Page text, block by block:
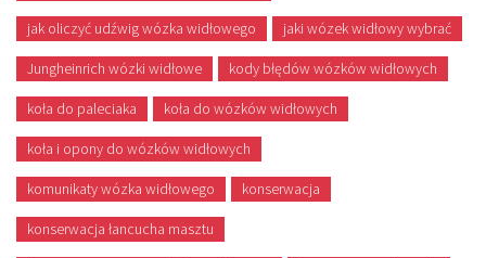
jak oliczyć udźwig wózka widłowego jaki wózek widłowy wybrać
Jungheinrich wózki widłowe kody błędów wózków widłowych
koła do paleciaka koła do wózków widłowych
koła i opony do wózków widłowych
komunikaty wózka widłowego konserwacja
konserwacja łancucha masztu